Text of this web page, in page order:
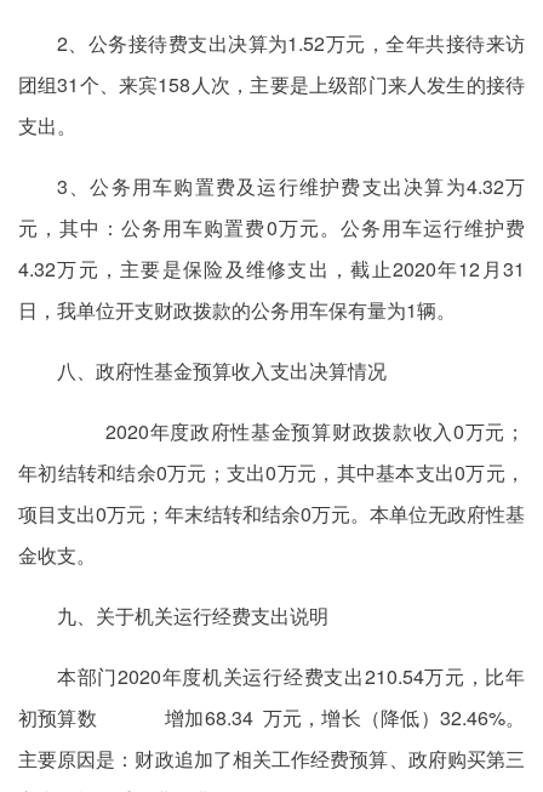
2、公务接待费支出决算为1.52万元，全年共接待来访
团组31个、来宾158人次，主要是上级部门来人发生的接待
支出。
3、公务用车购置费及运行维护费支出决算为4.32万
元，其中：公务用车购置费0万元。公务用车运行维护费
4.32万元，主要是保险及维修支出，截止2020年12月31
日，我单位开支财政拨款的公务用车保有量为1辆。
八、政府性基金预算收入支出决算情况
2020年度政府性基金预算财政拨款收入0万元；
年初结转和结余0万元；支出0万元，其中基本支出0万元，
项目支出0万元；年末结转和结余0万元。本单位无政府性基
金收支。
九、关于机关运行经费支出说明
本部门2020年度机关运行经费支出210.54万元，比年
初预算数 增加68.34 万元，增长（降低）32.46%。
主要原因是：财政追加了相关工作经费预算、政府购买第三